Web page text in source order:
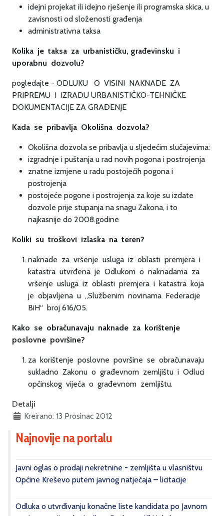
idejni projekat ili idejno rješenje ili programska skica, u
zavisnosti od složenosti građenja
administrativna taksa
Kolika je taksa za urbanističku, građevinsku i
uporabnu dozvolu?
pogledajte - ODLUKU O VISINI NAKNADE ZA
PRIPREMU I IZRADU URBANISTIČKO-TEHNIČKE
DOKUMENTACIJE ZA GRAĐENJE
Kada se pribavlja Okolišna dozvola?
Okolišna dozvola se pribavlja u sljedećim slučajevima:
izgradnje i puštanja u rad novih pogona i postrojenja
znatne izmjene u radu postojećih pogona i
postrojenja
postojeće pogone i postrojenja za koje su izdate
dozvole prije stupanja na snagu Zakona, i to
najkasnije do 2008.godine
Koliki su troškovi izlaska na teren?
naknade za vršenje usluga iz oblasti premjera i
katastra utvrđena je Odlukom o naknadama za
vršenje usluga iz oblasti premjera i katastra koja
je objavljena u „Službenim novinama Federacije
BiH“ broj 616/05.
Kako se obračunavaju naknade za korištenje
poslovne površine?
za korištenje poslovne površine se obračunavaju
sukladno Zakonu o građevnom zemljištu i Odluci
općinskog vijeća o građevnom zemljištu.
Detalji
Kreirano: 13 Prosinac 2012
Najnovije na portalu
Javni oglas o prodaji nekretnine - zemljišta u vlasništvu
Općine Kreševo putem javnog natječaja – licitacije
Odluka o utvrđivanju konačne liste kandidata po Javnom